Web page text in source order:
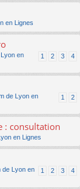
en Lignes
1 2 3 4
Lyon en
1 2
de Lyon en
: consultation
en Lignes
1 2 3 4
de Lyon en